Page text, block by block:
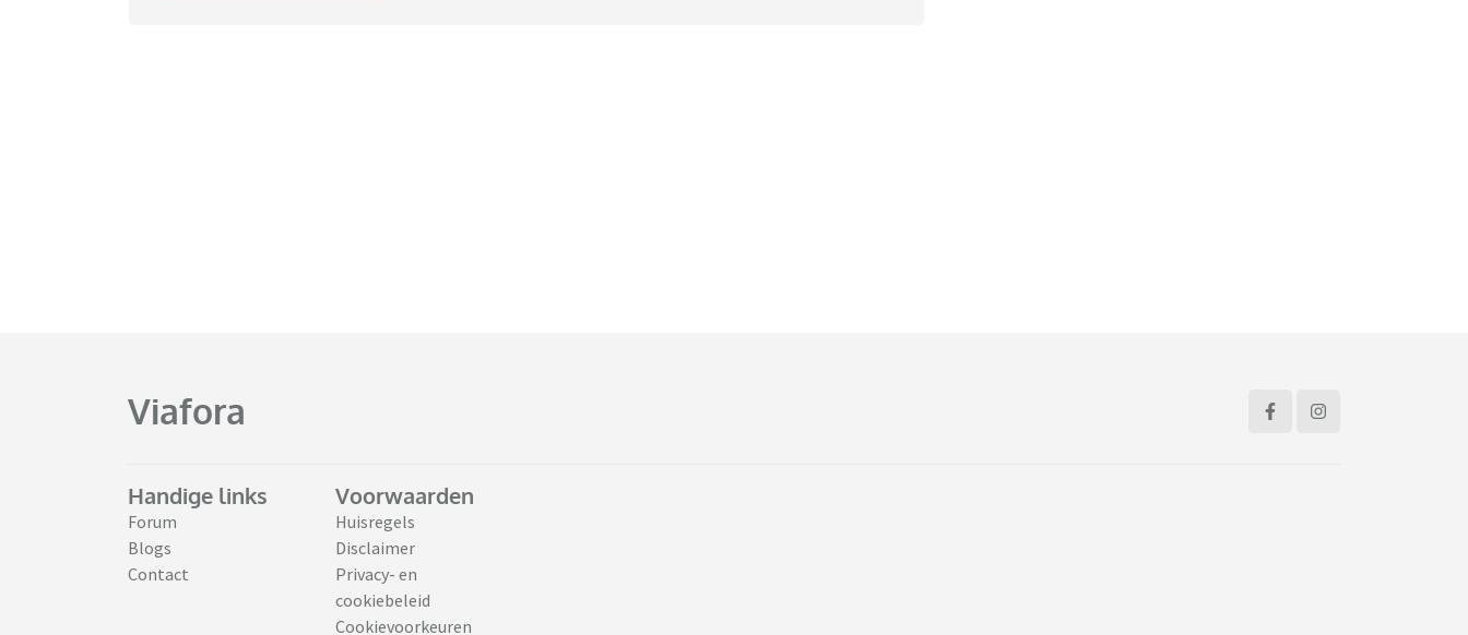
Viafora
Handige links
Forum
Blogs
Contact
Voorwaarden
Huisregels
Disclaimer
Privacy- en
cookiebeleid
Cookievoorkeuren